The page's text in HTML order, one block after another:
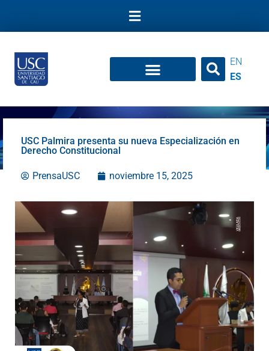
EN
ES
USC Palmira presenta su nueva Especialización en
Derecho Constitucional
PrensaUSC noviembre 15, 2025